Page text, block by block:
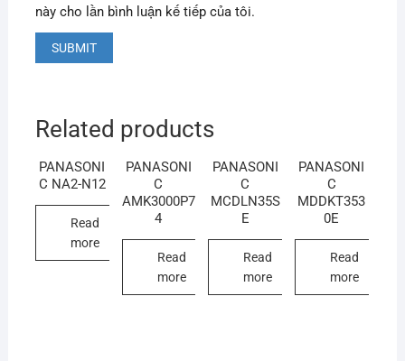
này cho lần bình luận kế tiếp của tôi.
Related products
PANASONI
C NA2-N12
Read
more
PANASONI
C
AMK3000P7
4
Read
more
PANASONI
C
MCDLN35S
E
Read
more
PANASONI
C
MDDKT353
0E
Read
more